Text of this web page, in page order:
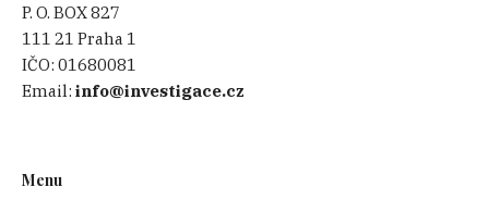
P. O. BOX 827
111 21 Praha 1
IČO:01680081
Email:info@investigace.cz
Menu